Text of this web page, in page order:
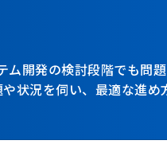
ム開発の検討段階でも問
状況を伺い、 最適な進め